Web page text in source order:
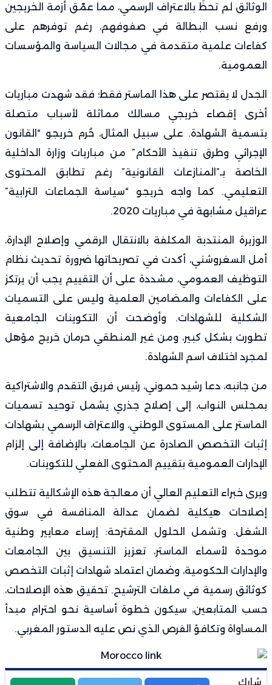
الوثائق لم تحظَ بالاعتراف الرسمي، مما عمّق أزمة الخريجين
ورفع نسب البطالة في صفوفهم، رغم توفرهم على
كفاءات علمية متقدمة في مجالات السياسة والمؤسسات
العمومية.
الجدل لا يقتصر على هذا الماستر فقط؛ فقد شهدت مباريات
أخرى إقصاء خريجي مسالك مماثلة لأسباب متصلة
بتسمية الشهادة. على سبيل المثال، حُرم خريجو “القانون
الإجرائي وطرق تنفيذ الأحكام” من مباريات وزارة الداخلية
الخاصة بـ”المنازعات القانونية” رغم تطابق المحتوى
التعليمي. كما واجه خريجو “سياسة الجماعات الترابية”
عراقيل مشابهة في مباريات 2020.
الوزيرة المنتدبة المكلفة بالانتقال الرقمي وإصلاح الإدارة،
أمل السغروشني، أكدت في تصريحاتها ضرورة تحديث نظام
التوظيف العمومي، مشددة على أن التقييم يجب أن يرتكز
على الكفاءات والمضامين العلمية وليس على التسميات
الشكلية للشهادات. وأوضحت أن التكوينات الجامعية
تطورت بشكل كبير، ومن غير المنطقي حرمان خريج مؤهل
لمجرد اختلاف اسم الشهادة.
من جانبه، دعا رشيد حموني، رئيس فريق التقدم والاشتراكية
بمجلس النواب، إلى إصلاح جذري يشمل توحيد تسميات
الماستر على المستوى الوطني، والاعتراف الرسمي بشهادات
إثبات التخصص الصادرة عن الجامعات، بالإضافة إلى إلزام
الإدارات العمومية بتقييم المحتوى الفعلي للتكوينات.
ويرى خبراء التعليم العالي أن معالجة هذه الإشكالية تتطلب
إصلاحات هيكلية لضمان عدالة المنافسة في سوق
الشغل. وتشمل الحلول المقترحة: إرساء معايير وطنية
موحدة لأسماء الماستر، تعزيز التنسيق بين الجامعات
والإدارات الحكومية، وضمان اعتماد شهادات إثبات التخصص
كوثائق رسمية في ملفات الترشيح. تحقيق هذه الإصلاحات،
حسب المتابعين، سيكون خطوة أساسية نحو احترام مبدأ
المساواة وتكافؤ الفرص الذي نص عليه الدستور المغربي.
شارك